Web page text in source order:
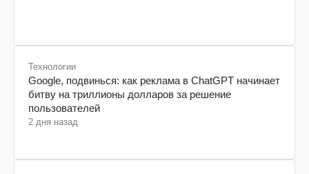
Технологии
Google, подвинься: как реклама в ChatGPT начинает
битву на триллионы долларов за решение
пользователей
2 дня назад